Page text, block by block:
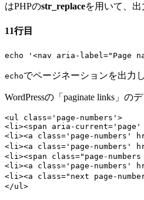
はPHPのstr_replaceを用いて、
11行目
echo '<nav aria-label="Page
echoでページネーションを出力し
WordPressの「paginate links」
<ul class='page-numbers'>
<li><span aria-current='page'
<li><a class='page-numbers'
<li><a class='page-numbers'
<li><span class="page-
<li><a class='page-numbers'
<li><a class="next page-